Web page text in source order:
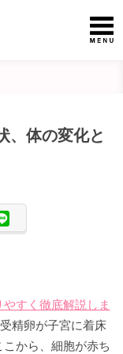
、体の変化と
すく徹底解説しま
精卵が子宮に着床
から、細胞が赤ち